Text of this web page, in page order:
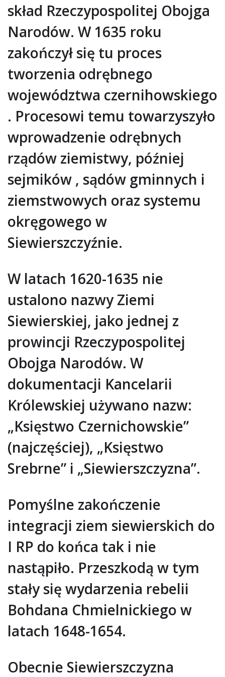
skład Rzeczypospolitej Obojga
Narodów. W 1635 roku
zakończył się tu proces
tworzenia odrębnego
województwa czernihowskiego
. Procesowi temu towarzyszyło
wprowadzenie odrębnych
rządów ziemistwy, później
sejmików , sądów gminnych i
ziemstwowych oraz systemu
okręgowego w
Siewierszczyźnie.
W latach 1620-1635 nie
ustalono nazwy Ziemi
Siewierskiej, jako jednej z
prowincji Rzeczypospolitej
Obojga Narodów. W
dokumentacji Kancelarii
Królewskiej używano nazw:
„Księstwo Czernichowskie”
(najczęściej), „Księstwo
Srebrne” i „Siewierszczyzna”.
Pomyślne zakończenie
integracji ziem siewierskich do
I RP do końca tak i nie
nastąpiło. Przeszkodą w tym
stały się wydarzenia rebelii
Bohdana Chmielnickiego w
latach 1648-1654.
Obecnie Siewierszczyzna